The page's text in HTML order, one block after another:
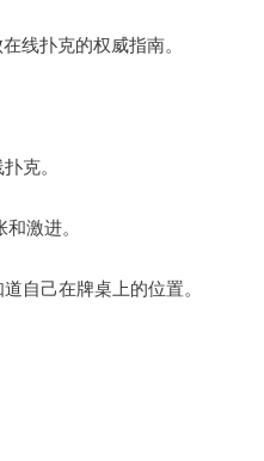
线扑克的权威指南。
克。
激进。
自己在牌桌上的位置。